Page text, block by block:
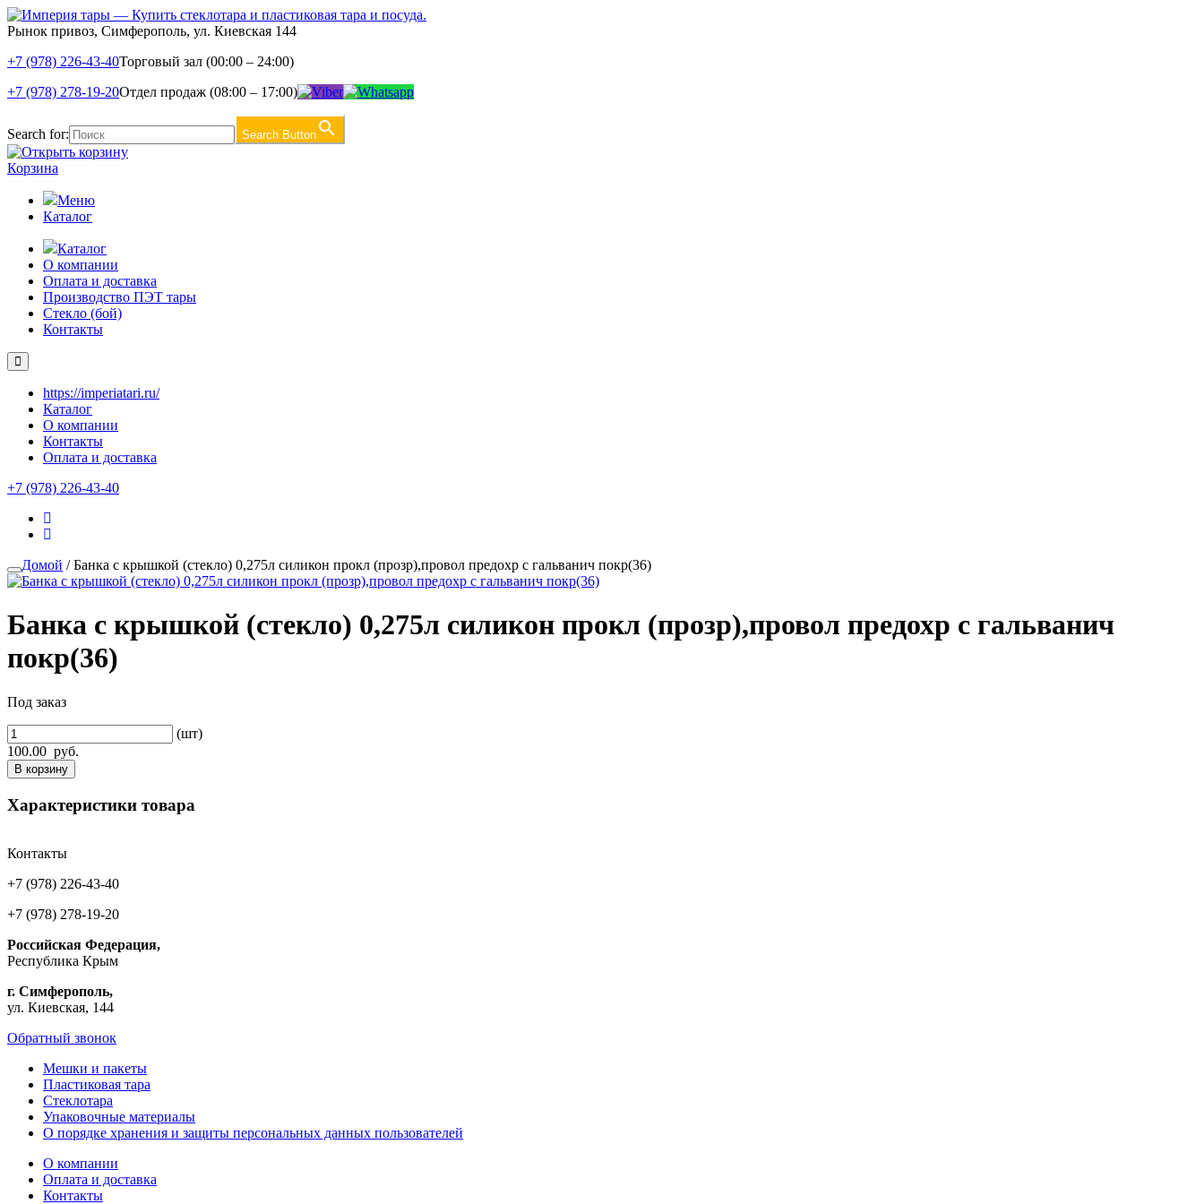
Рынок привоз, Симферополь, ул. Киевская 144
+7 (978) 226-43-40Торговый зал (00:00 – 24:00)
+7 (978) 278-19-20Отдел продаж (08:00 – 17:00)
Search for: Search Button
Корзина
Меню
Каталог
Каталог
О компании
Оплата и доставка
Производство ПЭТ тары
Стекло (бой)
Контакты
https://imperiatari.ru/
Каталог
О компании
Контакты
Оплата и доставка
+7 (978) 226-43-40
Домой / Банка с крышкой (стекло) 0,275л силикон прокл (прозр),провол предохр с гальванич покр(36)
Банка с крышкой (стекло) 0,275л силикон прокл (прозр),провол предохр с гальванич
покр(36)
Под заказ
(шт)
100.00 руб.
В корзину
Характеристики товара
Контакты
+7 (978) 226-43-40
+7 (978) 278-19-20
Российская Федерация,
Республика Крым
г. Симферополь,
ул. Киевская, 144
Обратный звонок
Мешки и пакеты
Пластиковая тара
Стеклотара
Упаковочные материалы
О порядке хранения и защиты персональных данных пользователей
О компании
Оплата и доставка
Контакты